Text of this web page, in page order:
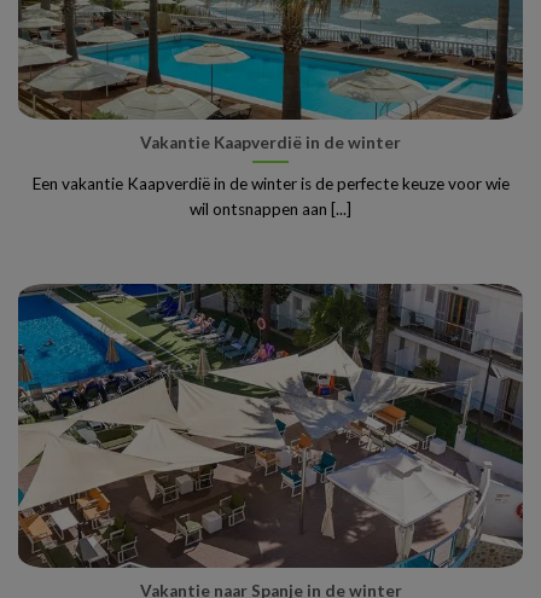
Vakantie Kaapverdië in de winter
Een vakantie Kaapverdië in de winter is de perfecte keuze voor wie
wil ontsnappen aan [...]
Vakantie naar Spanje in de winter